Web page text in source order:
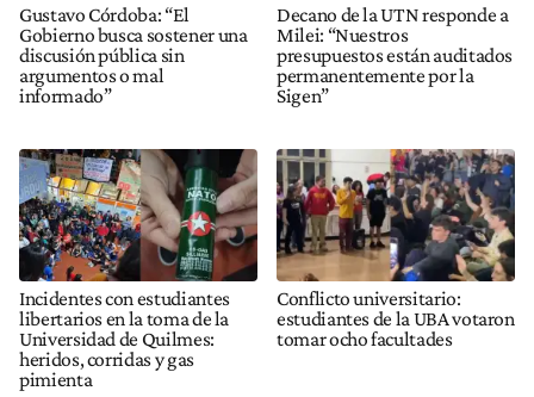
Gustavo Córdoba: “El
Gobierno busca sostener una
discusión pública sin
argumentos o mal
informado”
Decano de la UTN responde a
Milei: “Nuestros
presupuestos están auditados
permanentemente por la
Sigen”
Incidentes con estudiantes
libertarios en la toma de la
Universidad de Quilmes:
heridos, corridas y gas
pimienta
Conflicto universitario:
estudiantes de la UBA votaron
tomar ocho facultades